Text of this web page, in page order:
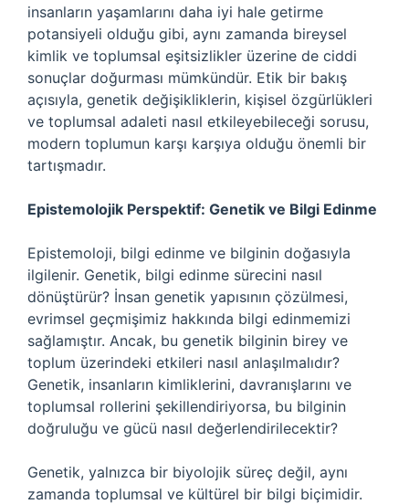
insanların yaşamlarını daha iyi hale getirme
potansiyeli olduğu gibi, aynı zamanda bireysel
kimlik ve toplumsal eşitsizlikler üzerine de ciddi
sonuçlar doğurması mümkündür. Etik bir bakış
açısıyla, genetik değişikliklerin, kişisel özgürlükleri
ve toplumsal adaleti nasıl etkileyebileceği sorusu,
modern toplumun karşı karşıya olduğu önemli bir
tartışmadır.
Epistemolojik Perspektif: Genetik ve Bilgi Edinme
Epistemoloji, bilgi edinme ve bilginin doğasıyla
ilgilenir. Genetik, bilgi edinme sürecini nasıl
dönüştürür? İnsan genetik yapısının çözülmesi,
evrimsel geçmişimiz hakkında bilgi edinmemizi
sağlamıştır. Ancak, bu genetik bilginin birey ve
toplum üzerindeki etkileri nasıl anlaşılmalıdır?
Genetik, insanların kimliklerini, davranışlarını ve
toplumsal rollerini şekillendiriyorsa, bu bilginin
doğruluğu ve gücü nasıl değerlendirilecektir?
Genetik, yalnızca bir biyolojik süreç değil, aynı
zamanda toplumsal ve kültürel bir bilgi biçimidir.